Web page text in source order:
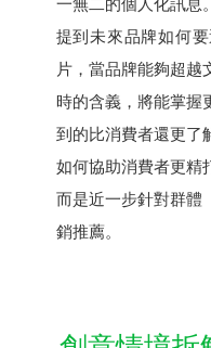
一無二的個人化訊息
提到未來品牌如何
片，當品牌能夠超越
時的含義，將能掌握
到的比消費者還更了
如何協助消費者更精
而是近一步針對群體
銷推薦。